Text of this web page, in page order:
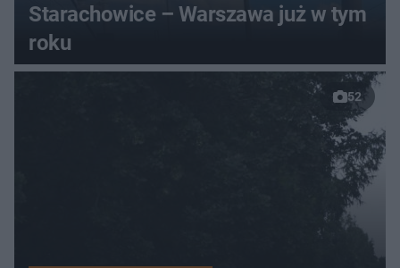
Starachowice – Warszawa już w tym
roku
52